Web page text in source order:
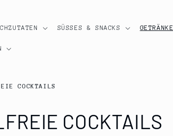
SÜSSES & SNACKS GETRÄNKE
COCKTAILS
COCKTAILS